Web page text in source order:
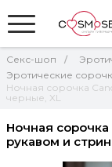
Секс-шоп
Эротические
Ночная сорочка
черные, XL
Ночная
рукавом и